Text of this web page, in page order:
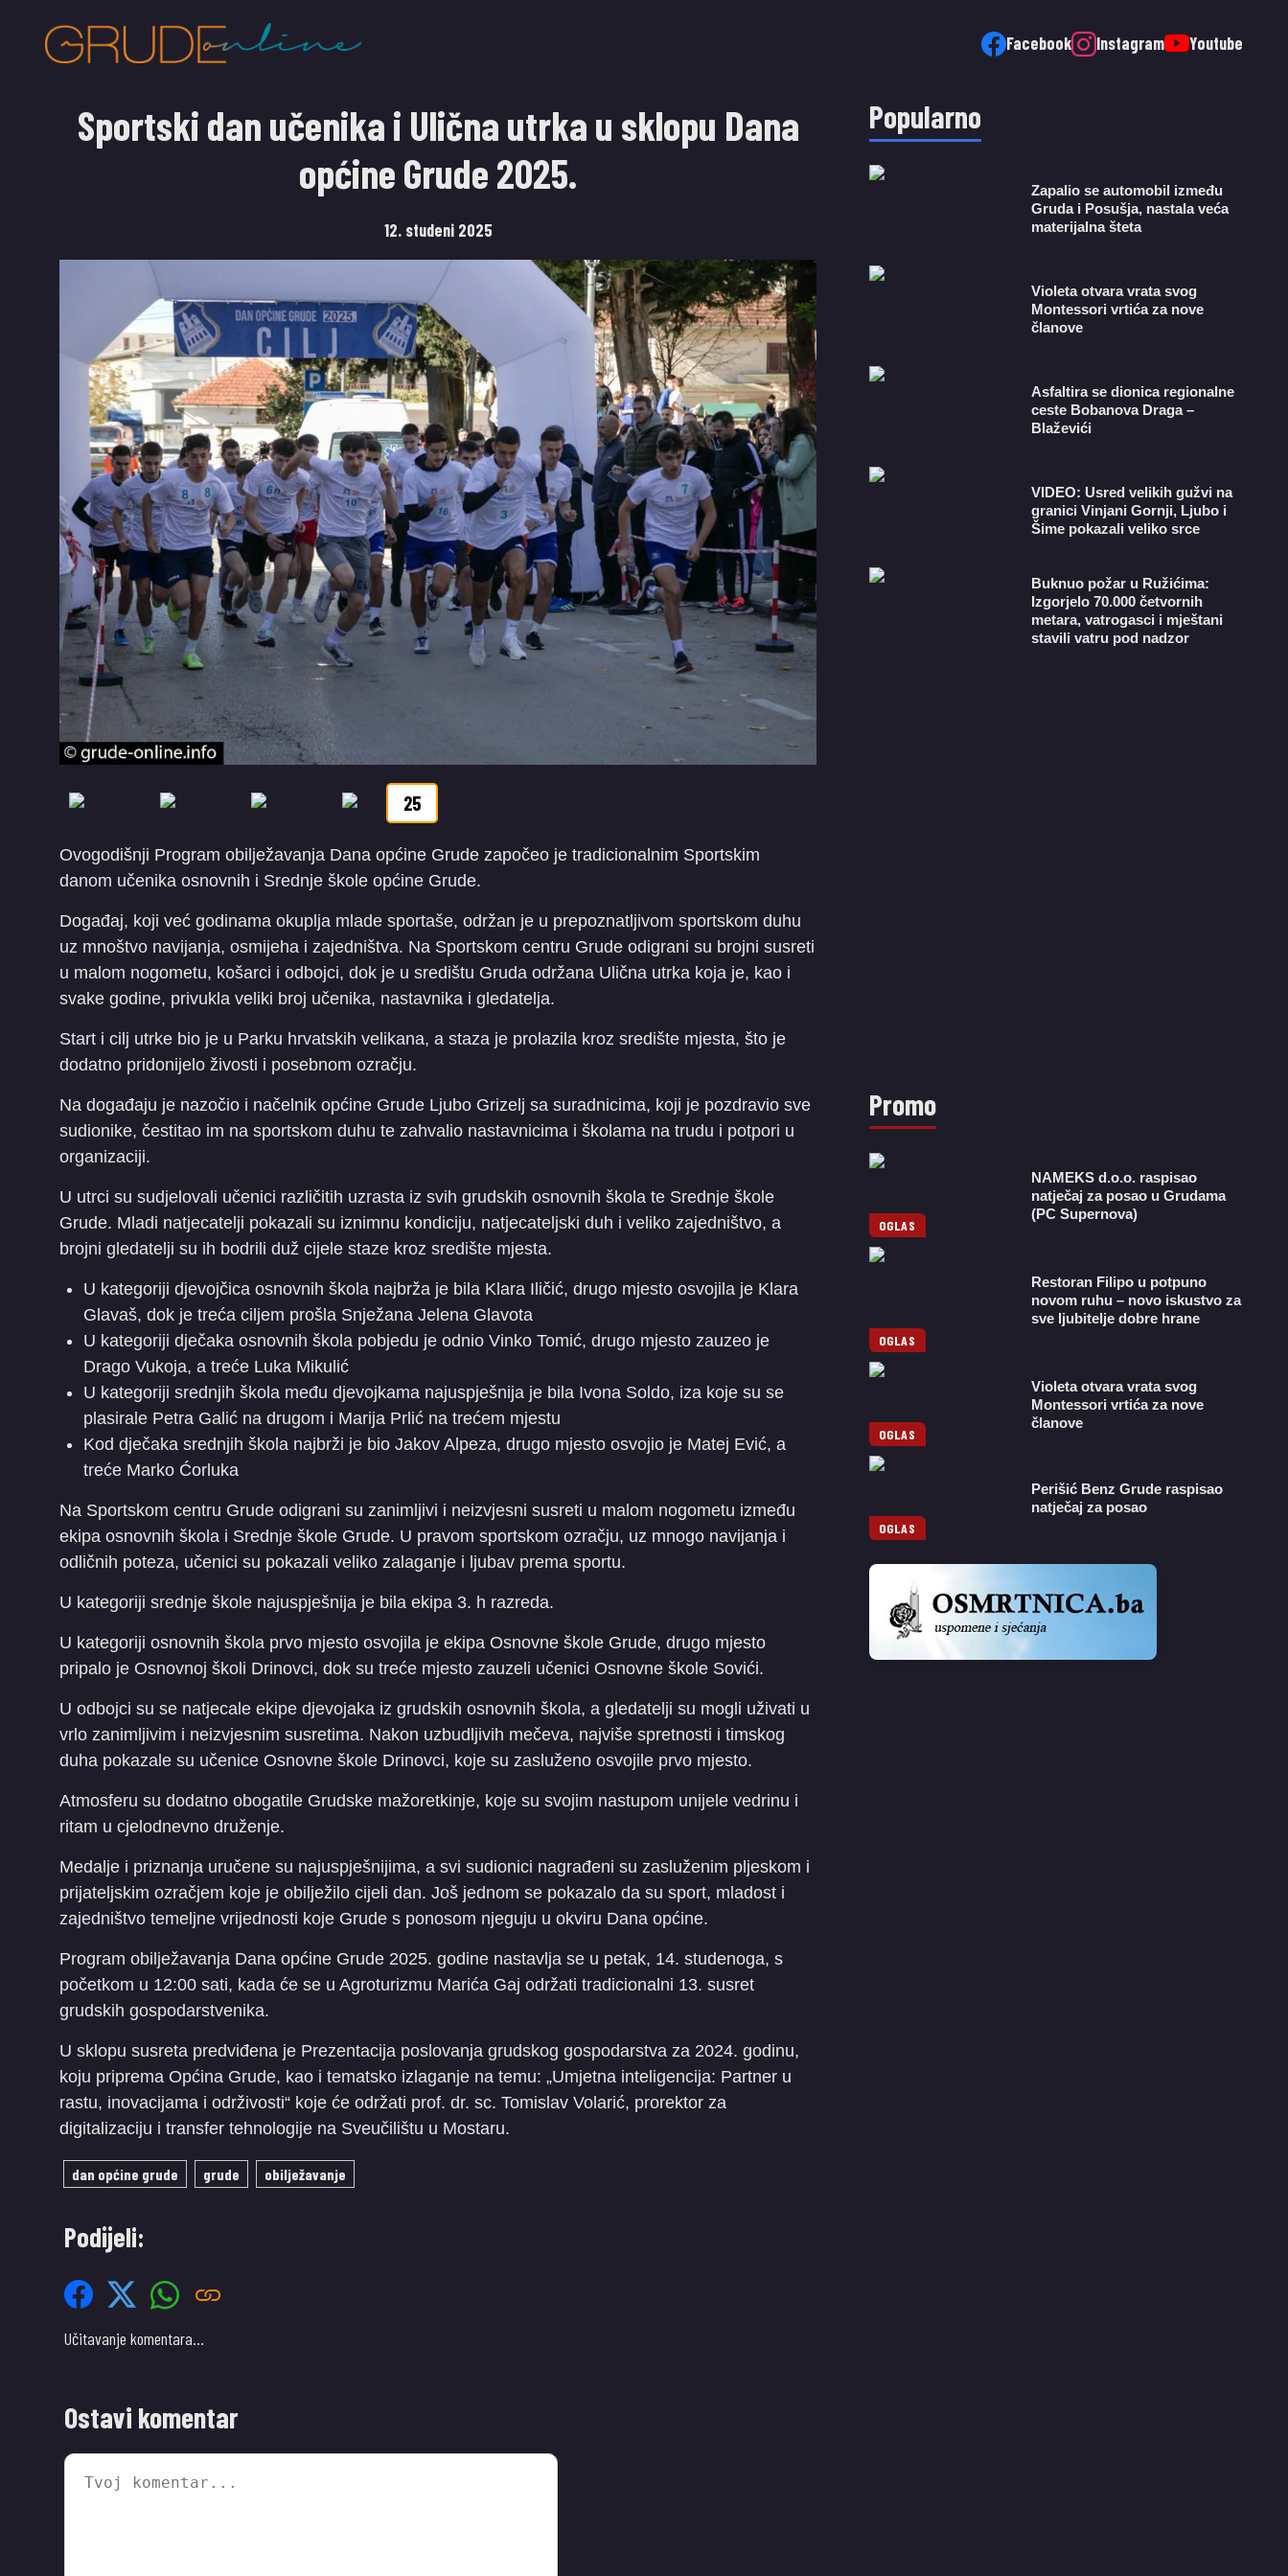
Facebook Instagram Youtube
Sportski dan učenika i Ulična utrka u sklopu Dana
općine Grude 2025.
12. studeni 2025
25
Ovogodišnji Program obilježavanja Dana općine Grude započeo je tradicionalnim Sportskim
danom učenika osnovnih i Srednje škole općine Grude.
Događaj, koji već godinama okuplja mlade sportaše, održan je u prepoznatljivom sportskom duhu
uz mnoštvo navijanja, osmijeha i zajedništva. Na Sportskom centru Grude odigrani su brojni susreti
u malom nogometu, košarci i odbojci, dok je u središtu Gruda održana Ulična utrka koja je, kao i
svake godine, privukla veliki broj učenika, nastavnika i gledatelja.
Start i cilj utrke bio je u Parku hrvatskih velikana, a staza je prolazila kroz središte mjesta, što je
dodatno pridonijelo živosti i posebnom ozračju.
Na događaju je nazočio i načelnik općine Grude Ljubo Grizelj sa suradnicima, koji je pozdravio sve
sudionike, čestitao im na sportskom duhu te zahvalio nastavnicima i školama na trudu i potpori u
organizaciji.
U utrci su sudjelovali učenici različitih uzrasta iz svih grudskih osnovnih škola te Srednje škole
Grude. Mladi natjecatelji pokazali su iznimnu kondiciju, natjecateljski duh i veliko zajedništvo, a
brojni gledatelji su ih bodrili duž cijele staze kroz središte mjesta.
U kategoriji djevojčica osnovnih škola najbrža je bila Klara Iličić, drugo mjesto osvojila je Klara
Glavaš, dok je treća ciljem prošla Snježana Jelena Glavota
U kategoriji dječaka osnovnih škola pobjedu je odnio Vinko Tomić, drugo mjesto zauzeo je
Drago Vukoja, a treće Luka Mikulić
U kategoriji srednjih škola među djevojkama najuspješnija je bila Ivona Soldo, iza koje su se
plasirale Petra Galić na drugom i Marija Prlić na trećem mjestu
Kod dječaka srednjih škola najbrži je bio Jakov Alpeza, drugo mjesto osvojio je Matej Ević, a
treće Marko Ćorluka
Na Sportskom centru Grude odigrani su zanimljivi i neizvjesni susreti u malom nogometu između
ekipa osnovnih škola i Srednje škole Grude. U pravom sportskom ozračju, uz mnogo navijanja i
odličnih poteza, učenici su pokazali veliko zalaganje i ljubav prema sportu.
U kategoriji srednje škole najuspješnija je bila ekipa 3. h razreda.
U kategoriji osnovnih škola prvo mjesto osvojila je ekipa Osnovne škole Grude, drugo mjesto
pripalo je Osnovnoj školi Drinovci, dok su treće mjesto zauzeli učenici Osnovne škole Sovići.
U odbojci su se natjecale ekipe djevojaka iz grudskih osnovnih škola, a gledatelji su mogli uživati u
vrlo zanimljivim i neizvjesnim susretima. Nakon uzbudljivih mečeva, najviše spretnosti i timskog
duha pokazale su učenice Osnovne škole Drinovci, koje su zasluženo osvojile prvo mjesto.
Atmosferu su dodatno obogatile Grudske mažoretkinje, koje su svojim nastupom unijele vedrinu i
ritam u cjelodnevno druženje.
Medalje i priznanja uručene su najuspješnijima, a svi sudionici nagrađeni su zasluženim pljeskom i
prijateljskim ozračjem koje je obilježilo cijeli dan. Još jednom se pokazalo da su sport, mladost i
zajedništvo temeljne vrijednosti koje Grude s ponosom njeguju u okviru Dana općine.
Program obilježavanja Dana općine Grude 2025. godine nastavlja se u petak, 14. studenoga, s
početkom u 12:00 sati, kada će se u Agroturizmu Marića Gaj održati tradicionalni 13. susret
grudskih gospodarstvenika.
U sklopu susreta predviđena je Prezentacija poslovanja grudskog gospodarstva za 2024. godinu,
koju priprema Općina Grude, kao i tematsko izlaganje na temu: „Umjetna inteligencija: Partner u
rastu, inovacijama i održivosti“ koje će održati prof. dr. sc. Tomislav Volarić, prorektor za
digitalizaciju i transfer tehnologije na Sveučilištu u Mostaru.
dan općine grude grude obilježavanje
Podijeli:
Učitavanje komentara…
Ostavi komentar
Popularno
Zapalio se automobil između
Gruda i Posušja, nastala veća
materijalna šteta
Violeta otvara vrata svog
Montessori vrtića za nove
članove
Asfaltira se dionica regionalne
ceste Bobanova Draga –
Blaževići
VIDEO: Usred velikih gužvi na
granici Vinjani Gornji, Ljubo i
Šime pokazali veliko srce
Buknuo požar u Ružićima:
Izgorjelo 70.000 četvornih
metara, vatrogasci i mještani
stavili vatru pod nadzor
Promo
OGLAS
NAMEKS d.o.o. raspisao
natječaj za posao u Grudama
(PC Supernova)
OGLAS
Restoran Filipo u potpuno
novom ruhu – novo iskustvo za
sve ljubitelje dobre hrane
OGLAS
Violeta otvara vrata svog
Montessori vrtića za nove
članove
OGLAS
Perišić Benz Grude raspisao
natječaj za posao